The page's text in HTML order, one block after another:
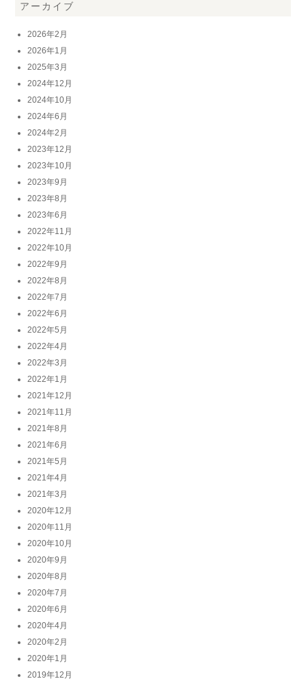
アーカイブ
2026年2月
2026年1月
2025年3月
2024年12月
2024年10月
2024年6月
2024年2月
2023年12月
2023年10月
2023年9月
2023年8月
2023年6月
2022年11月
2022年10月
2022年9月
2022年8月
2022年7月
2022年6月
2022年5月
2022年4月
2022年3月
2022年1月
2021年12月
2021年11月
2021年8月
2021年6月
2021年5月
2021年4月
2021年3月
2020年12月
2020年11月
2020年10月
2020年9月
2020年8月
2020年7月
2020年6月
2020年4月
2020年2月
2020年1月
2019年12月